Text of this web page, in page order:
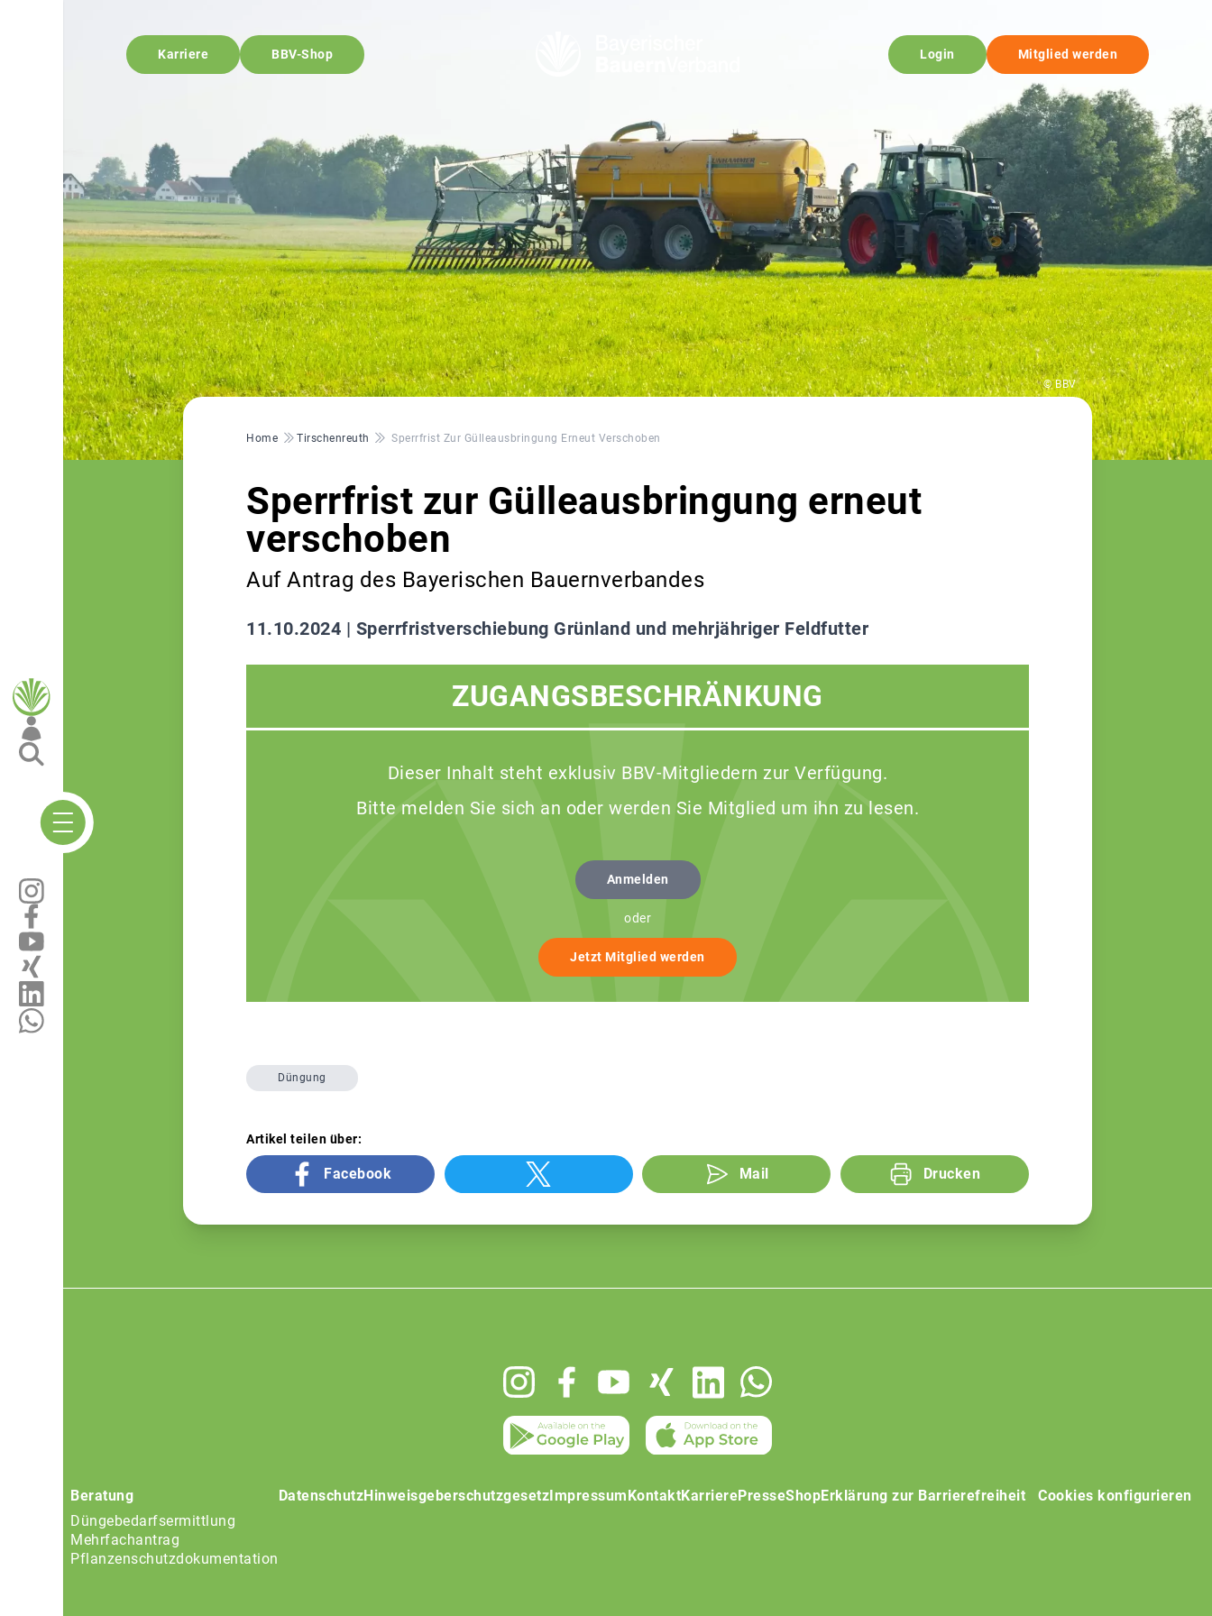
Karriere BBV-Shop Login Mitglied werden
© BBV
Pfadnavigation
Home Tirschenreuth Sperrfrist Zur Gülleausbringung Erneut Verschoben
Sperrfrist zur Gülleausbringung erneut
verschoben
Auf Antrag des Bayerischen Bauernverbandes
11.10.2024 | Sperrfristverschiebung Grünland und mehrjähriger Feldfutter
ZUGANGSBESCHRÄNKUNG
Dieser Inhalt steht exklusiv BBV-Mitgliedern zur Verfügung.
Bitte melden Sie sich an oder werden Sie Mitglied um ihn zu lesen.
Anmelden
oder
Jetzt Mitglied werden
Düngung
Artikel teilen über:
Facebook Mail Drucken
Beratung
Düngebedarfsermittlung
Mehrfachantrag
Pflanzenschutzdokumentation
DatenschutzHinweisgeberschutzgesetzImpressumKontaktKarrierePresseShopErklärung zur Barrierefreiheit Cookies konfigurieren